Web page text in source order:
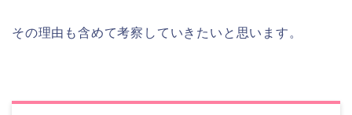
その理由も含めて考察していきたいと思います。